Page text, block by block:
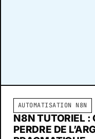
AUTOMATISATION N8N
N8N TUTORIEL :
PERDRE DE